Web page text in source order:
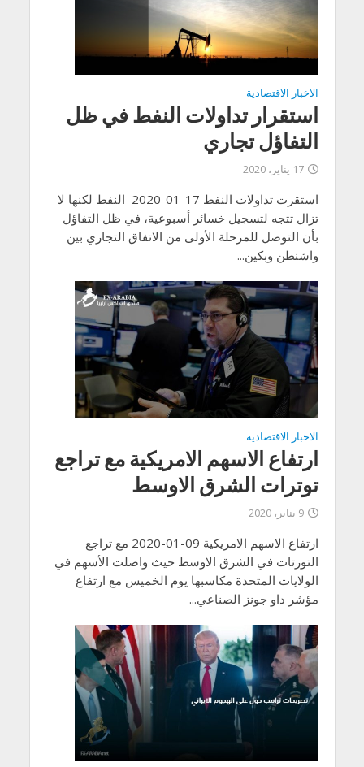
الاخبار الاقتصادية
استقرار تداولات النفط في ظل
التفاؤل تجاري
17 يناير، 2020
استقرت تداولات النفط 17-01-2020 النفط لكنها لا
تزال تتجه لتسجيل خسائر أسبوعية، في ظل التفاؤل
بأن التوصل للمرحلة الأولى من الاتفاق التجاري بين
واشنطن وبكين...
الاخبار الاقتصادية
ارتفاع الاسهم الامريكية مع تراجع
توترات الشرق الاوسط
9 يناير، 2020
ارتفاع الاسهم الامريكية 09-01-2020 مع تراجع
التورتات في الشرق الاوسط حيث واصلت الأسهم في
الولايات المتحدة مكاسبها يوم الخميس مع ارتفاع
مؤشر داو جونز الصناعي...